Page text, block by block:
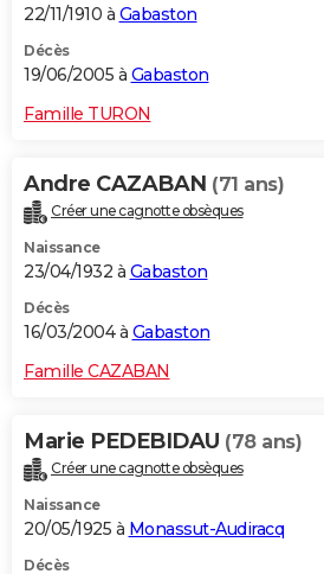
22/11/1910 à Gabaston
Décès
19/06/2005 à Gabaston
Famille TURON
Andre CAZABAN (71 ans)
Créer une cagnotte obsèques
Naissance
23/04/1932 à Gabaston
Décès
16/03/2004 à Gabaston
Famille CAZABAN
Marie PEDEBIDAU (78 ans)
Créer une cagnotte obsèques
Naissance
20/05/1925 à Monassut-Audiracq
Décès